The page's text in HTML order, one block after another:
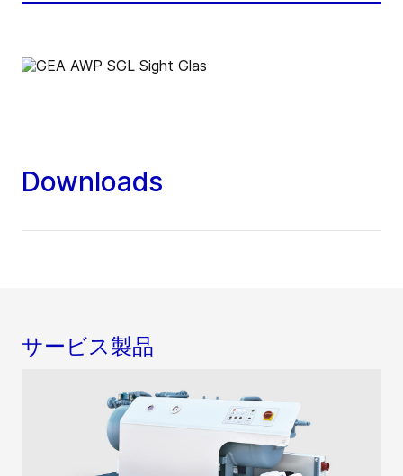
Downloads
サービス製品